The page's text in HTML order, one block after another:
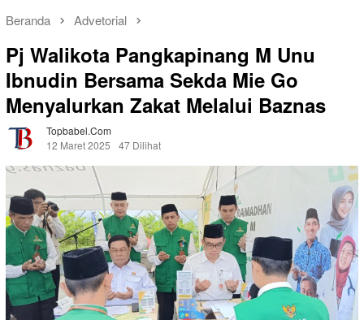
Beranda Advetorial
Pj Walikota Pangkapinang M Unu
Ibnudin Bersama Sekda Mie Go
Menyalurkan Zakat Melalui Baznas
Topbabel.com
12 Maret 2025
47 Dilihat